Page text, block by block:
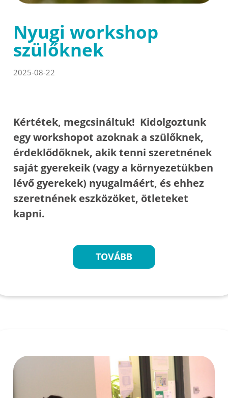
Nyugi workshop
szülőknek
2025-08-22
Kértétek, megcsináltuk! Kidolgoztunk
egy workshopot azoknak a szülőknek,
érdeklődőknek, akik tenni szeretnének
saját gyerekeik (vagy a környezetükben
lévő gyerekek) nyugalmáért, és ehhez
szeretnének eszközöket, ötleteket
kapni.
TOVÁBB